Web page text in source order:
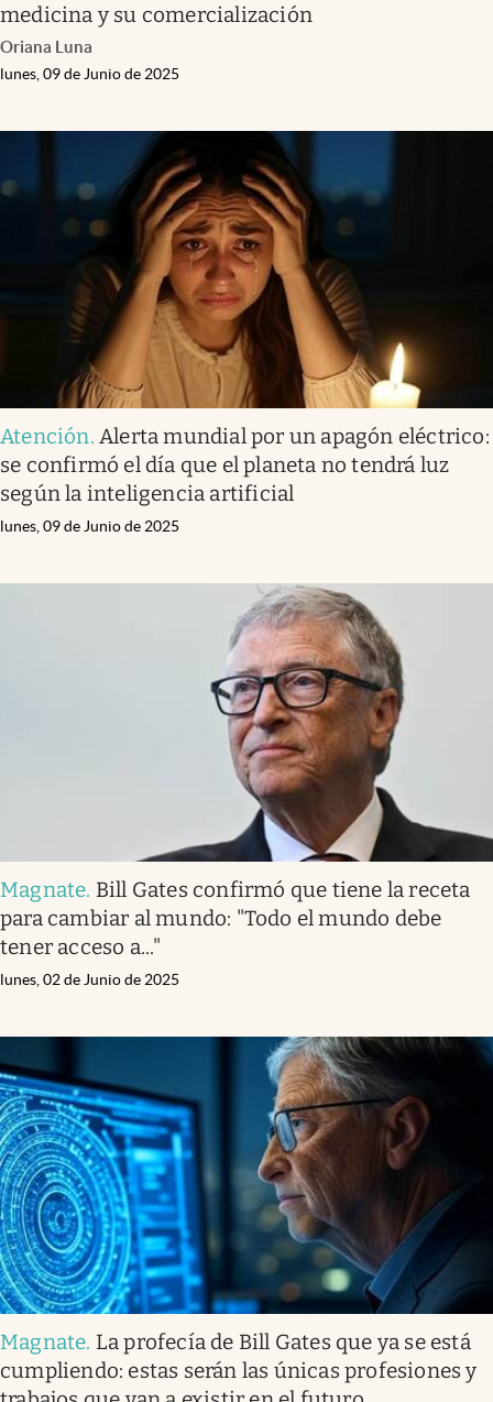
medicina y su comercialización
Oriana Luna
lunes, 09 de Junio de 2025
Atención.Alerta mundial por un apagón eléctrico:
se confirmó el día que el planeta no tendrá luz
según la inteligencia artificial
lunes, 09 de Junio de 2025
Magnate. Bill Gates confirmó que tiene la receta
para cambiar al mundo: "Todo el mundo debe
tener acceso a..."
lunes, 02 de Junio de 2025
Magnate. La profecía de Bill Gates que ya se está
cumpliendo: estas serán las únicas profesiones y